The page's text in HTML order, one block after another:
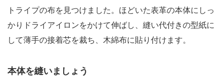
トライプの布を見つけました。ほどいた表革の本体にしっ
かりドライアイロンをかけて伸ばし、縫い代付きの型紙に
して薄手の接着芯を裁ち、木綿布に貼り付けます。
本体を縫いましょう